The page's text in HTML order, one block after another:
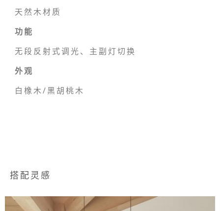
天然木材质
功能
无段反射式调光、主副灯切换
外观
白橡木/黑胡桃木
搭配灵感